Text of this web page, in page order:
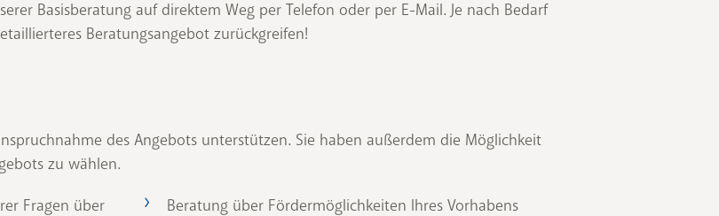
Basisberatung auf direktem Weg per Telefon oder per E-Mail. Je nach Bedarf
Beratungsangebot zurückgreifen!
des Angebots unterstützen. Sie haben außerdem die Möglichkeit
zu wählen.
Fragen über
Beratung über Fördermöglichkeiten Ihres Vorhabens